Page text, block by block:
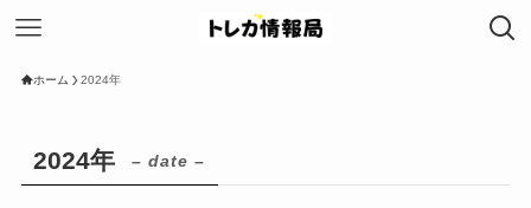
ホーム 2024年
2024年 – date –